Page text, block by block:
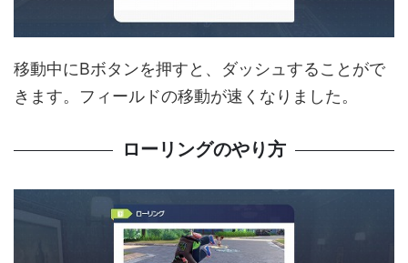
移動中にBボタンを押すと、ダッシュすることがで
きます。フィールドの移動が速くなりました。
ローリングのやり方